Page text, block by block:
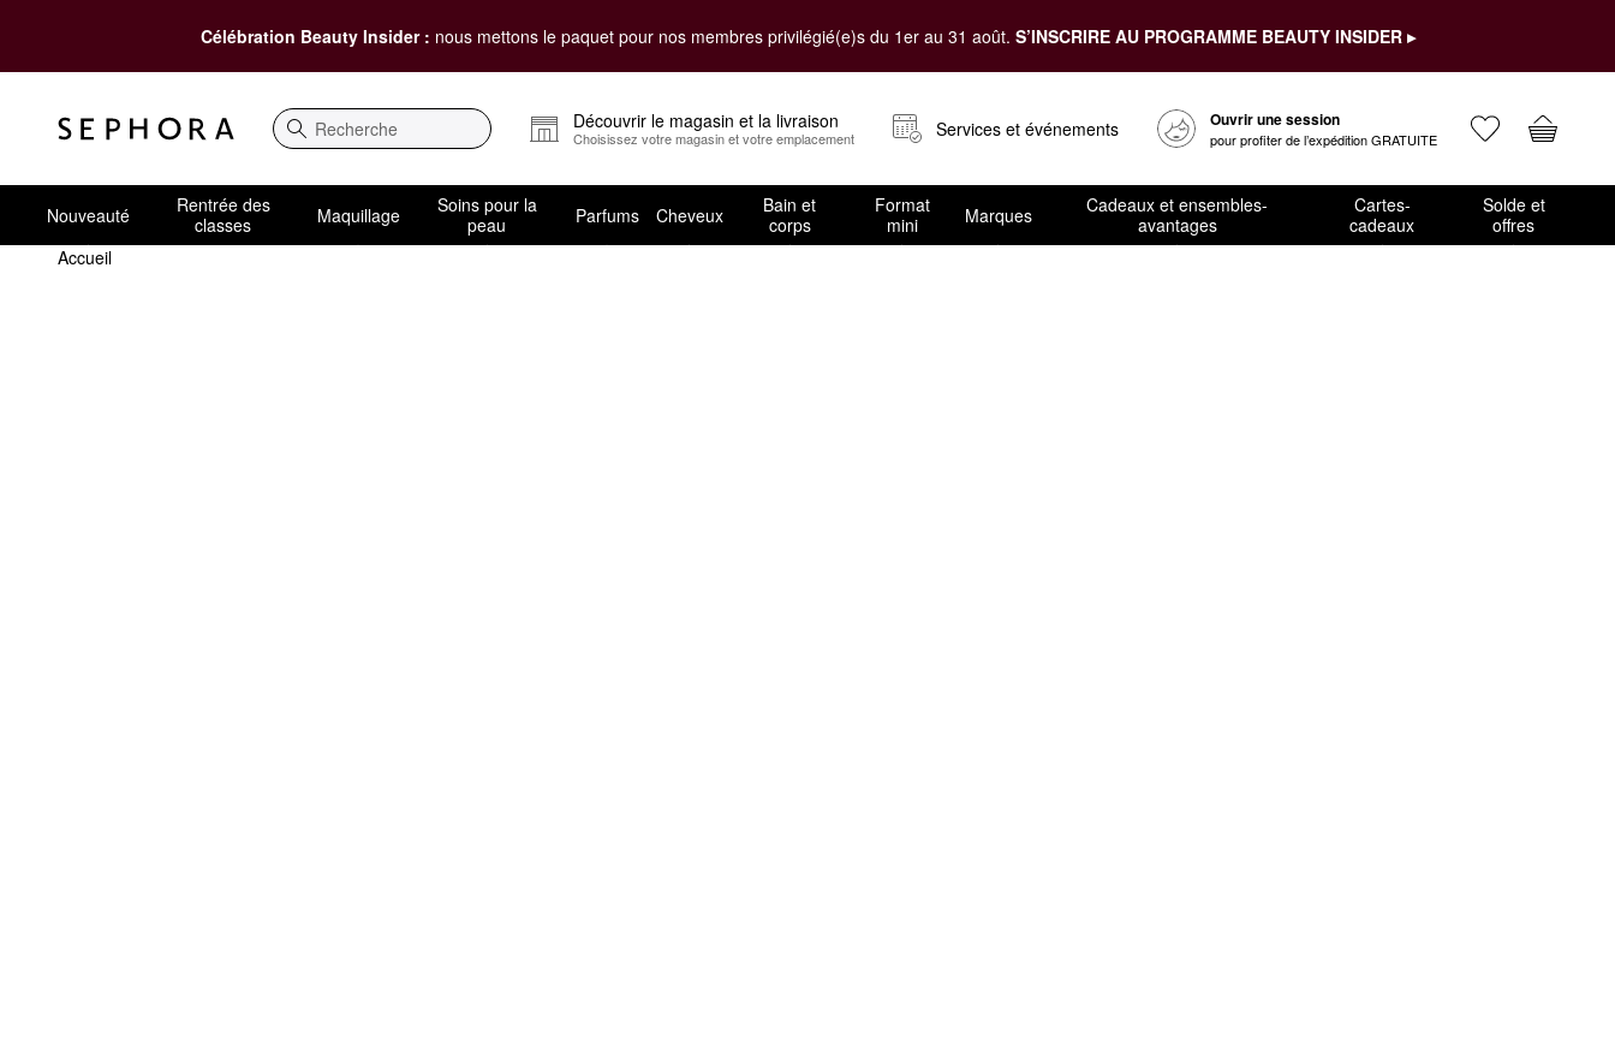
Célébration Beauty Insider : nous mettons le paquet pour nos membres privilégié(e)s du 1er au 31 août. S’INSCRIRE AU PROGRAMME BEAUTY INSIDER ▸
Recherche
Découvrir le magasin et la livraison
Choisissez votre magasin et votre emplacement Services et événements Ouvrir une session
pour profiter de l’expédition GRATUITE
Nouveauté
Rentrée des
classes
Maquillage
Soins pour la
peau
Parfums Cheveux
Bain et
corps
Format
mini
Marques
Cadeaux et ensembles-
avantages
Cartes-
cadeaux
Solde et
offres
Accueil